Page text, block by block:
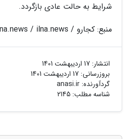
شرایط به حالت عادی بازگردد.
منبع: کجارو / ilna.news / ilna.news
انتشار: 17 اردیبهشت 1401
بروزرسانی: 17 اردیبهشت 1401
گردآورنده: anasi.ir
شناسه مطلب: 2145